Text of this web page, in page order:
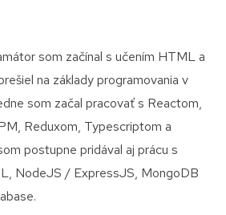
som začínal s učením HTML a
na základy programovania v
som začal pracovať s Reactom,
Reduxom, Typescriptom a
postupne pridával aj prácu s
NodeJS / ExpressJS, MongoDB